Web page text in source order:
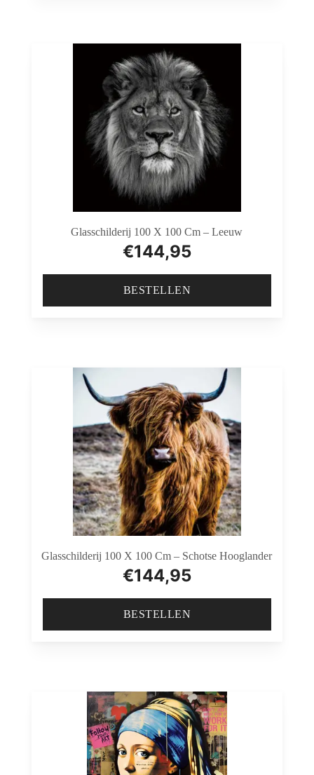
Glasschilderij 100 X 100 Cm – Leeuw
€144,95
BESTELLEN
Glasschilderij 100 X 100 Cm – Schotse Hooglander
€144,95
BESTELLEN